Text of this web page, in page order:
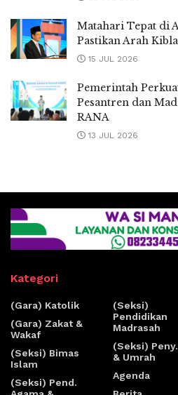
Matahari Tepat di
Pastikan Arah
15 JUL 2026
Pemerintah
Pesantren dan
RANA
13 JUL 2026
Kategori
(Gara) Katolik
(Gara) Zakat &
Wakaf
(Seksi) Bimas
Islam
(Seksi) Pend.
(Seksi)
Pendidikan
Madrasah
(Seksi)
& Umrah
Agenda